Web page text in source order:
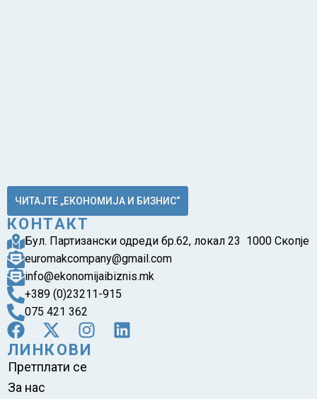
ЧИТАЈТЕ „ЕКОНОМИЈА И БИЗНИС“
КОНТАКТ
Бул. Партизански одреди бр.62, локал 23 1000 Скопје
euromakcompany@gmail.com
info@ekonomijaibiznis.mk
+389 (0)23211-915
075 421 362
ЛИНКОВИ
Претплати се
За нас